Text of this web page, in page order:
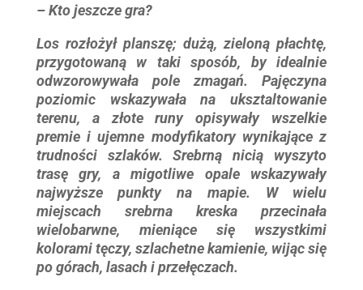
– Kto jeszcze gra?
Los rozłożył planszę; dużą, zieloną płachtę,
przygotowaną w taki sposób, by idealnie
odwzorowywała pole zmagań. Pajęczyna
poziomic wskazywała na uksztaltowanie
terenu, a złote runy opisywały wszelkie
premie i ujemne modyfikatory wynikające z
trudności szlaków. Srebrną nicią wyszyto
trasę gry, a migotliwe opale wskazywały
najwyższe punkty na mapie. W wielu
miejscach srebrna kreska przecinała
wielobarwne, mieniące się wszystkimi
kolorami tęczy, szlachetne kamienie, wijąc się
po górach, lasach i przełęczach.